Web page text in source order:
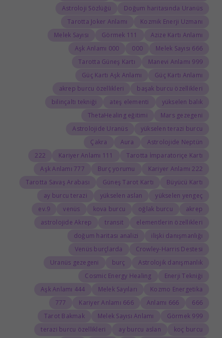
Doğum haritasında Uranüs
Astroloji Sözlüğü
Kozmik Enerji Uzmanı
Tarotta Joker Anlamı
Azize Kartı Anlamı
111 Görmek
Melek Sayısı
666 Melek Sayısı
000
000 Aşk Anlamı
999 Manevi Anlamı
Tarotta Güneş Kartı
Güç Kartı Anlamı
Güç Kartı Aşk Anlamı
başak burcu özellikleri
akrep burcu özellikleri
yükselen balık
ateş elementi
bilinçaltı tekniği
Mars gezegeni
ThetaHealing eğitimi
yükselen terazi burcu
Astrolojide Uranüs
Astrolojide Neptün
Aura
Çakra
Tarotta İmparatoriçe Kartı
111 Kariyer Anlamı
222
222 Kariyer Anlamı
Burç yorumu
777 Aşk Anlamı
Büyücü Kartı
Güneş Tarot Kartı
Tarotta Savaş Arabası
yükselen yengeç
yükselen aslan
ay burcu terazi
akrep
oğlak burcu
kova burcu
venüs
9.ev
elementlerin özellikleri
transit
astrolojide Akrep
ilişki danışmanlığı
doğum haritası analizi
Crowley-Harris Destesi
Venüs burçlarda
Astrolojik danışmanlık
burç
Uranüs gezegeni
Enerji Tekniği
Cosmic Energy Healing
Kozmo Energetika
Melek Sayıları
444 Aşk Anlamı
666
666 Anlamı
666 Kariyer Anlamı
777
999 Görmek
Melek Sayısı Anlamı
Tarot Bakmak
koç burcu
ay burcu aslan
terazi burcu özellikleri